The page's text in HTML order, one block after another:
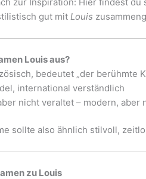
gut mitLouis
Louis aus?
bedeutet „der berühmte
international verständlich
nicht veraltet – modern, aber
sollte also ähnlich stilvoll,
zu Louis